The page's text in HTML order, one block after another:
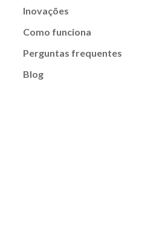
Inovações
Como funciona
Perguntas frequentes
Blog